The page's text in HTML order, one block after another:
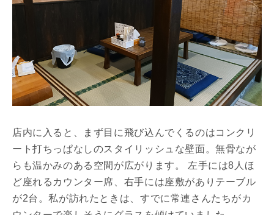
店内に入ると、まず目に飛び込んでくるのはコンクリ
ート打ちっぱなしのスタイリッシュな壁面。無骨なが
らも温かみのある空間が広がります。 左手には8人ほ
ど座れるカウンター席、右手には座敷がありテーブル
が2台。私が訪れたときは、すでに常連さんたちがカ